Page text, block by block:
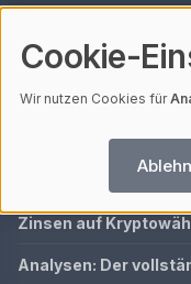
AKTUELL BESUCHTE
Was ist EcoCoin?
Depot eröffnen &
Zinsen auf
Analysen: Der
Cookie-
Wir nutzen Cookies für